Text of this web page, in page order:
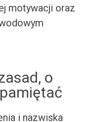
motywacji oraz
o
i nazwiska